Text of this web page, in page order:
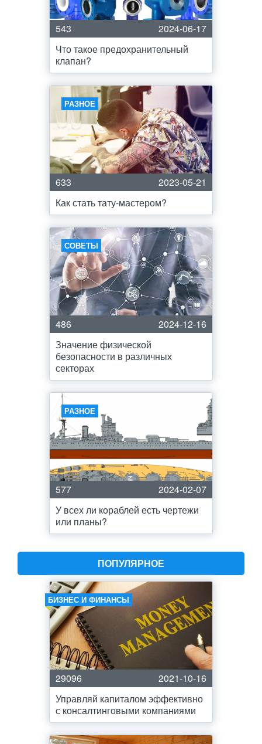
543
2024-06-17
Что такое предохранительный
клапан?
РАЗНОЕ
633
2023-05-21
Как стать тату-мастером?
СОВЕТЫ
486
2024-12-16
Значение физической
безопасности в различных
секторах
РАЗНОЕ
577
2024-02-07
У всех ли кораблей есть чертежи
или планы?
ПОПУЛЯРНОЕ
БИЗНЕС И ФИНАНСЫ
29096
2021-10-16
Управляй капиталом эффективно
с консалтинговыми компаниями